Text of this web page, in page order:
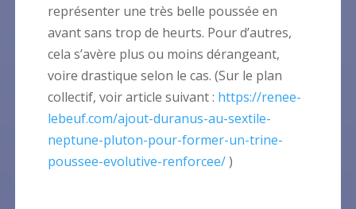
représenter une très belle poussée en
avant sans trop de heurts. Pour d’autres,
cela s’avère plus ou moins dérangeant,
voire drastique selon le cas. (Sur le plan
collectif, voir article suivant : https://renee-
lebeuf.com/ajout-duranus-au-sextile-
neptune-pluton-pour-former-un-trine-
poussee-evolutive-renforcee/)